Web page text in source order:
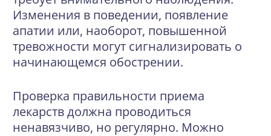
Изменения в поведении, появление
апатии или, наоборот, повышенной
тревожности могут сигнализировать о
начинающемся обострении.
Проверка правильности приема
лекарств должна проводиться
ненавязчиво, но регулярно. Можно